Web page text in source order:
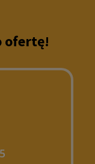
ofertę!